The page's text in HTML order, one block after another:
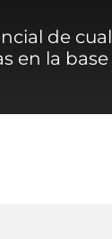
de
en la